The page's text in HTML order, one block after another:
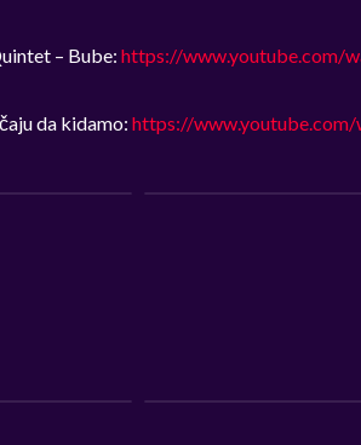
– Bube: https://www.youtube.com/
da kidamo: https://